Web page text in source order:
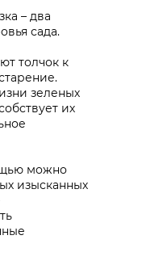
– два
сада.
толчок к
зеленых
их
можно
изысканных